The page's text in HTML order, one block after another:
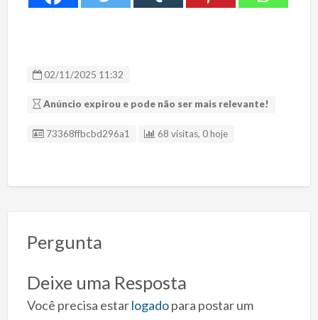
02/11/2025 11:32
Anúncio expirou e pode não ser mais relevante!
ID Anúncio
73368ffbcbd296a1 68 visitas, 0 hoje
Pergunta
Deixe uma Resposta
Você precisa estarlogadopara postar um